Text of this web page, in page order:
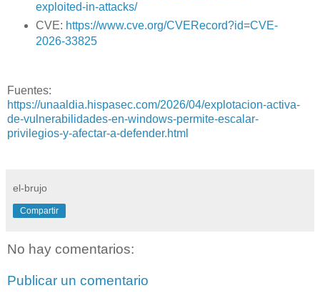
exploited-in-attacks/
CVE: https://www.cve.org/CVERecord?id=CVE-
2026-33825
Fuentes:
https://unaaldia.hispasec.com/2026/04/explotacion-activa-
de-vulnerabilidades-en-windows-permite-escalar-
privilegios-y-afectar-a-defender.html
el-brujo
Compartir
No hay comentarios:
Publicar un comentario